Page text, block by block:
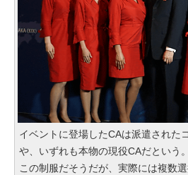
イベントに登場したCAは派遣された
や、いずれも本物の現役CAだという
この制服だそうだが、実際には複数